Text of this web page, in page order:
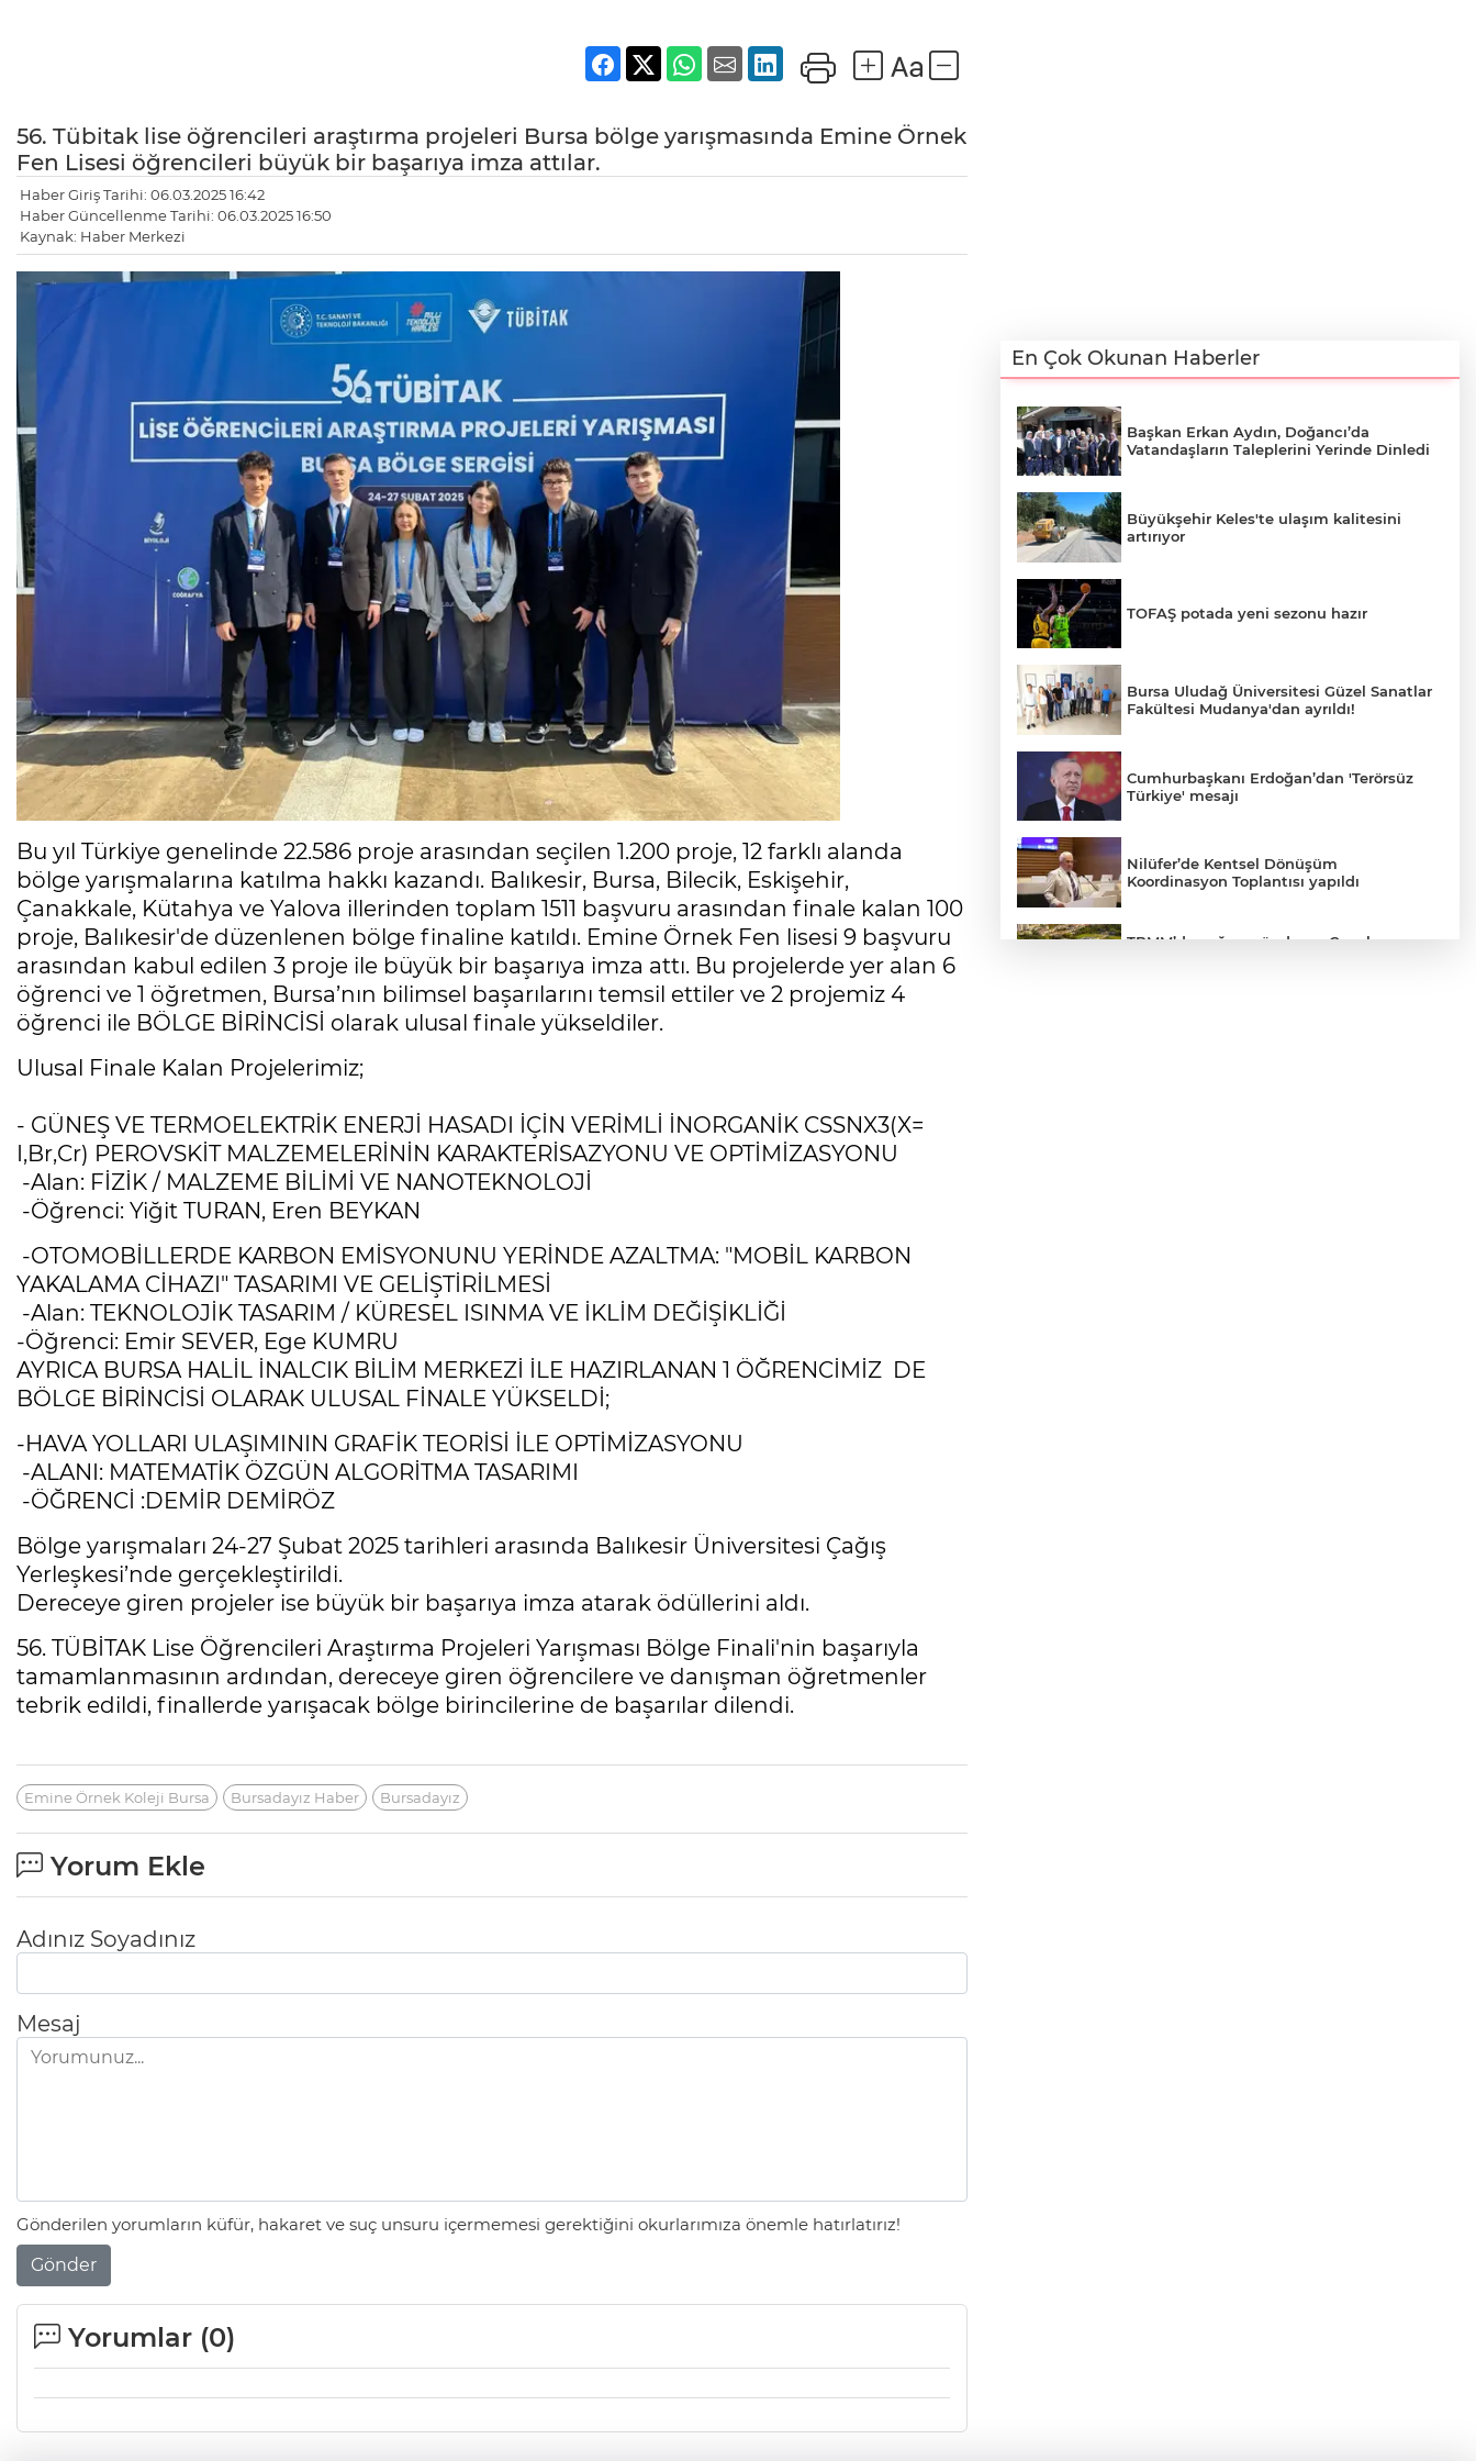
56. Tübitak lise öğrencileri araştırma projeleri Bursa bölge yarışmasında Emine Örnek
Fen Lisesi öğrencileri büyük bir başarıya imza attılar.
Haber Giriş Tarihi: 06.03.2025 16:42
Haber Güncellenme Tarihi: 06.03.2025 16:50
Kaynak: Haber Merkezi
Bu yıl Türkiye genelinde 22.586 proje arasından seçilen 1.200 proje, 12 farklı alanda
bölge yarışmalarına katılma hakkı kazandı. Balıkesir, Bursa, Bilecik, Eskişehir,
Çanakkale, Kütahya ve Yalova illerinden toplam 1511 başvuru arasından finale kalan 100
proje, Balıkesir'de düzenlenen bölge finaline katıldı. Emine Örnek Fen lisesi 9 başvuru
arasından kabul edilen 3 proje ile büyük bir başarıya imza attı. Bu projelerde yer alan 6
öğrenci ve 1 öğretmen, Bursa’nın bilimsel başarılarını temsil ettiler ve 2 projemiz 4
öğrenci ile BÖLGE BİRİNCİSİ olarak ulusal finale yükseldiler.
Ulusal Finale Kalan Projelerimiz;
- GÜNEŞ VE TERMOELEKTRİK ENERJİ HASADI İÇİN VERİMLİ İNORGANİK CSSNX3(X=
I,Br,Cr) PEROVSKİT MALZEMELERİNİN KARAKTERİSAZYONU VE OPTİMİZASYONU
-Alan: FİZİK / MALZEME BİLİMİ VE NANOTEKNOLOJİ
-Öğrenci: Yiğit TURAN, Eren BEYKAN
-OTOMOBİLLERDE KARBON EMİSYONUNU YERİNDE AZALTMA: "MOBİL KARBON
YAKALAMA CİHAZI" TASARIMI VE GELİŞTİRİLMESİ
-Alan: TEKNOLOJİK TASARIM / KÜRESEL ISINMA VE İKLİM DEĞİŞİKLİĞİ
-Öğrenci: Emir SEVER, Ege KUMRU
AYRICA BURSA HALİL İNALCIK BİLİM MERKEZİ İLE HAZIRLANAN 1 ÖĞRENCİMİZ DE
BÖLGE BİRİNCİSİ OLARAK ULUSAL FİNALE YÜKSELDİ;
-HAVA YOLLARI ULAŞIMININ GRAFİK TEORİSİ İLE OPTİMİZASYONU
-ALANI: MATEMATİK ÖZGÜN ALGORİTMA TASARIMI
-ÖĞRENCİ :DEMİR DEMİRÖZ
Bölge yarışmaları 24-27 Şubat 2025 tarihleri arasında Balıkesir Üniversitesi Çağış
Yerleşkesi’nde gerçekleştirildi.
Dereceye giren projeler ise büyük bir başarıya imza atarak ödüllerini aldı.
56. TÜBİTAK Lise Öğrencileri Araştırma Projeleri Yarışması Bölge Finali'nin başarıyla
tamamlanmasının ardından, dereceye giren öğrencilere ve danışman öğretmenler
tebrik edildi, finallerde yarışacak bölge birincilerine de başarılar dilendi.
Emine Örnek Koleji Bursa Bursadayız Haber Bursadayız
Yorum Ekle
Adınız Soyadınız
Mesaj
Gönderilen yorumların küfür, hakaret ve suç unsuru içermemesi gerektiğini okurlarımıza önemle hatırlatırız!
Gönder
Yorumlar (0)
En Çok Okunan Haberler
Başkan Erkan Aydın, Doğancı’da
Vatandaşların Taleplerini Yerinde Dinledi
Büyükşehir Keles'te ulaşım kalitesini
artırıyor
TOFAŞ potada yeni sezonu hazır
Bursa Uludağ Üniversitesi Güzel Sanatlar
Fakültesi Mudanya'dan ayrıldı!
Cumhurbaşkanı Erdoğan’dan 'Terörsüz
Türkiye' mesajı
Nilüfer’de Kentsel Dönüşüm
Koordinasyon Toplantısı yapıldı
TBMM’de yoğun gündem... Çocuk